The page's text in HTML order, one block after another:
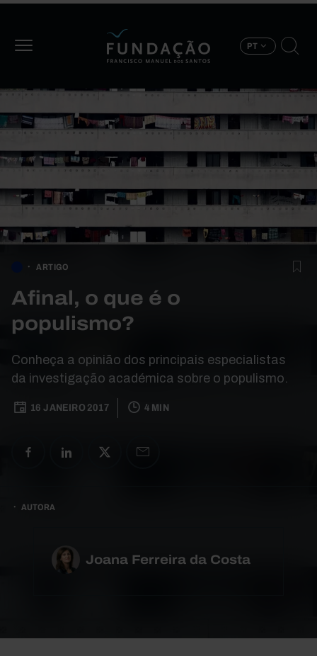
PT
ARTIGO
Afinal, o que é o
populismo?
Conheça a opinião dos principais especialistas
da investigação académica sobre o populismo.
16 JANEIRO 2017 4 MIN
AUTORA
Joana Ferreira da Costa